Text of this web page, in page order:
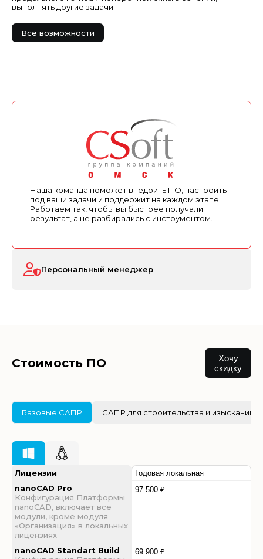
выполнять другие задачи.
Все возможности
Наша команда поможет внедрить ПО, настроить
под ваши задачи и поддержит на каждом этапе.
Работаем так, чтобы вы быстрее получали
результат, а не разбирались с инструментом.
Персональный менеджер
Стоимость ПО
Хочу
скидку
Базовые САПР САПР для строительства и изысканий
Лицензии
nanoCAD Pro
Конфигурация Платформы
nanoCAD, включает все
модули, кроме модуля
«Организация» в локальных
лицензиях
nanoCAD Standart Build
Годовая локальная
97 500 ₽
69 900 ₽